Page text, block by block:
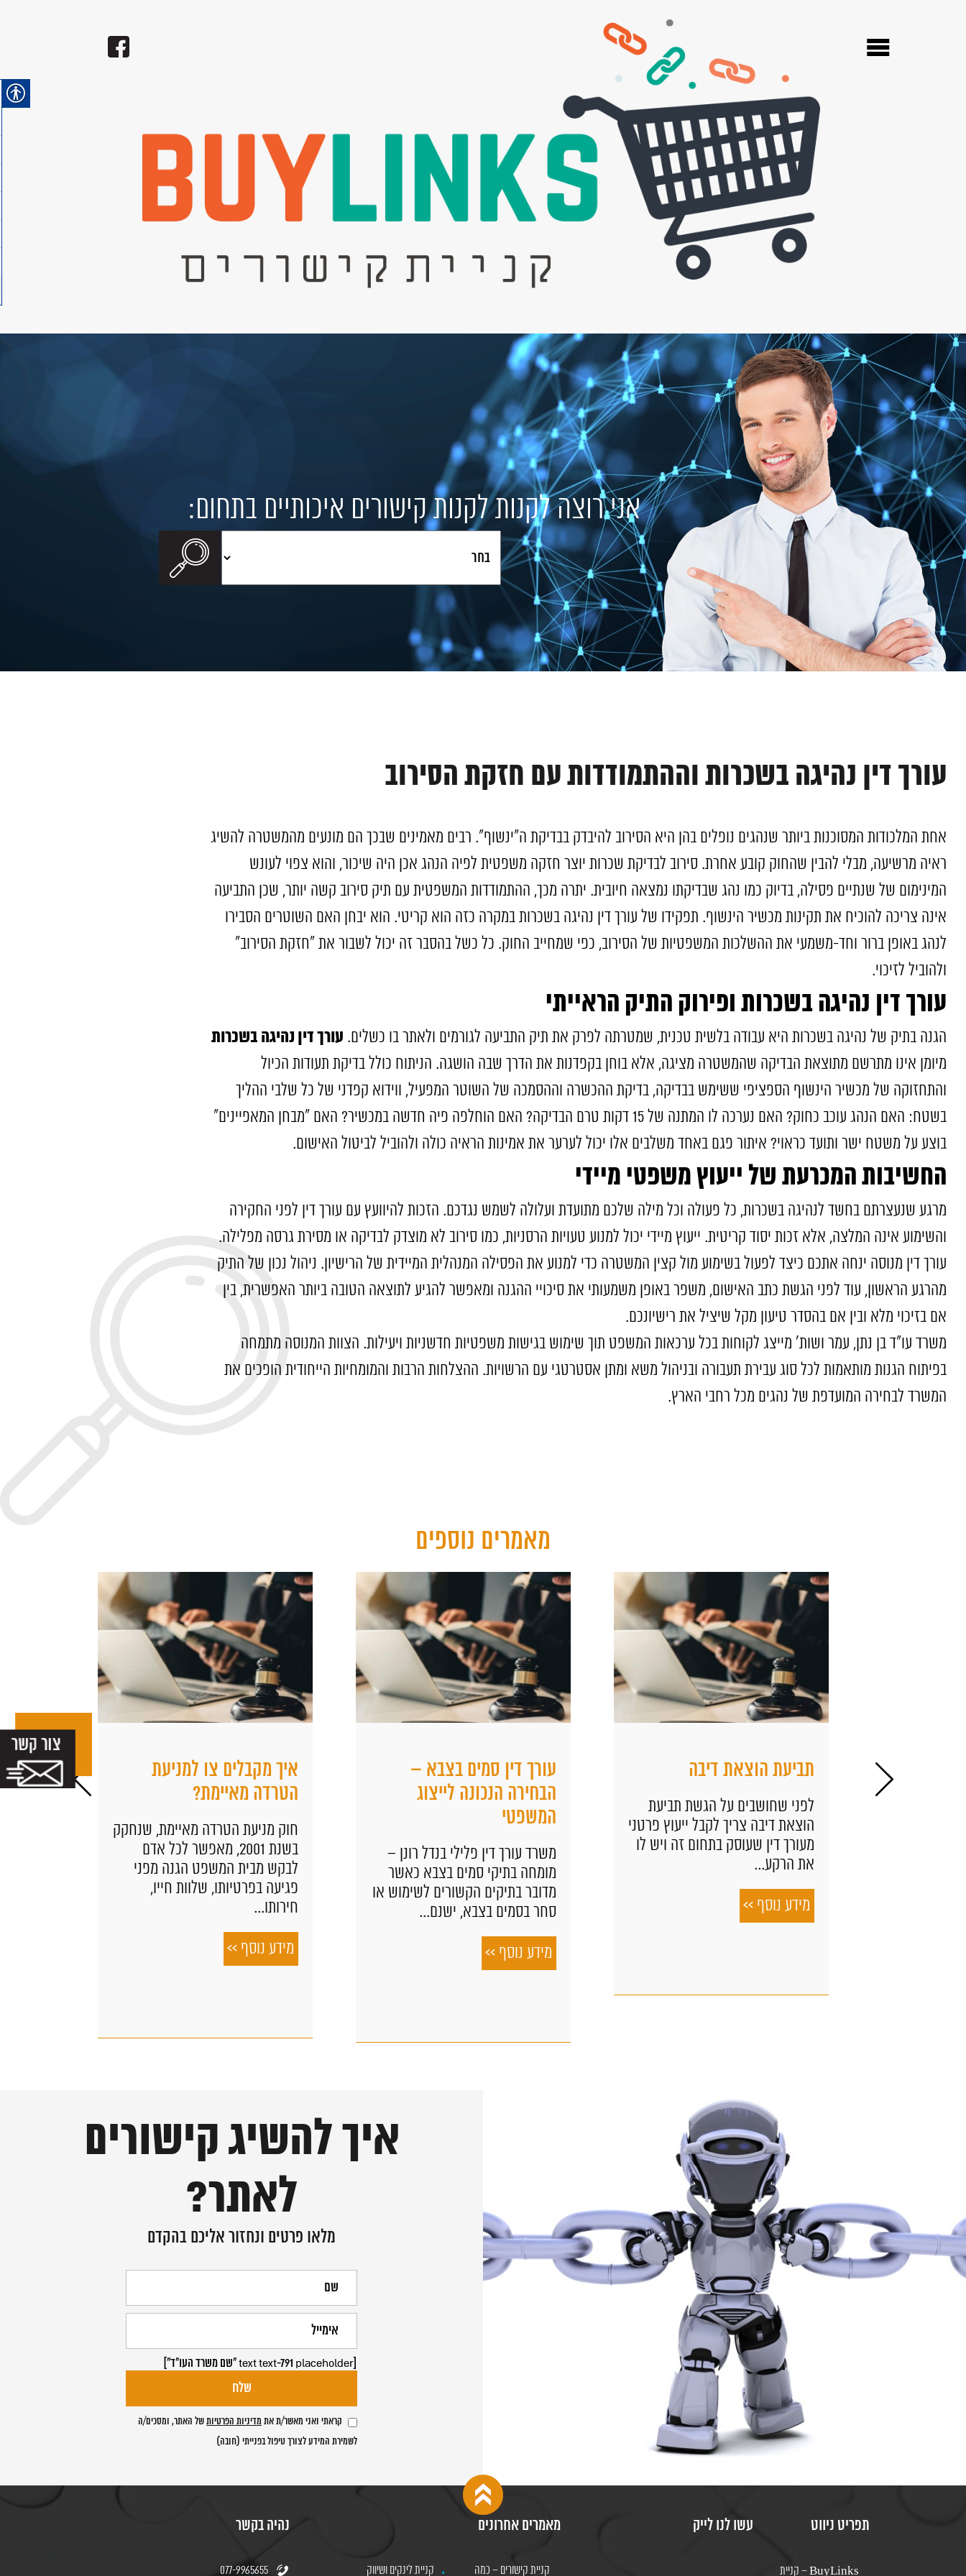
אני רוצה לקנות לקנות קישורים איכותיים בתחום:
עורך דין נהיגה בשכרות וההתמודדות עם חזקת הסירוב
אחת המלכודות המסוכנות ביותר שנהגים נופלים בהן היא הסירוב להיבדק בבדיקת ה"ינשוף". רבים מאמינים שבכך הם מונעים מהמשטרה להשיג
ראיה מרשיעה, מבלי להבין שהחוק קובע אחרת. סירוב לבדיקת שכרות יוצר חזקה משפטית לפיה הנהג אכן היה שיכור, והוא צפוי לעונש
המינימום של שנתיים פסילה, בדיוק כמו נהג שבדיקתו נמצאה חיובית. יתרה מכך, ההתמודדות המשפטית עם תיק סירוב קשה יותר, שכן התביעה
אינה צריכה להוכיח את תקינות מכשיר הינשוף. תפקידו של עורך דין נהיגה בשכרות במקרה כזה הוא קריטי. הוא יבחן האם השוטרים הסבירו
לנהג באופן ברור וחד-משמעי את ההשלכות המשפטיות של הסירוב, כפי שמחייב החוק. כל כשל בהסבר זה יכול לשבור את "חזקת הסירוב"
ולהוביל לזיכוי.
עורך דין נהיגה בשכרות ופירוק התיק הראייתי
הגנה בתיק של נהיגה בשכרות היא עבודה בלשית טכנית, שמטרתה לפרק את תיק התביעה לגורמים ולאתר בו כשלים. עורך דין נהיגה בשכרות
מיומן אינו מתרשם מתוצאת הבדיקה שהמשטרה מציגה, אלא בוחן בקפדנות את הדרך שבה הושגה. הניתוח כולל בדיקת תעודות הכיול
והתחזוקה של מכשיר הינשוף הספציפי ששימש בבדיקה, בדיקת ההכשרה וההסמכה של השוטר המפעיל, ווידוא קפדני של כל שלבי ההליך
בשטח: האם הנהג עוכב כחוק? האם נערכה לו המתנה של 15 דקות טרם הבדיקה? האם הוחלפה פיה חדשה במכשיר? האם "מבחן המאפיינים"
בוצע על משטח ישר ותועד כראוי? איתור פגם באחד משלבים אלו יכול לערער את אמינות הראיה כולה ולהוביל לביטול האישום.
החשיבות המכרעת של ייעוץ משפטי מיידי
מרגע שנעצרתם בחשד לנהיגה בשכרות, כל פעולה וכל מילה שלכם מתועדת ועלולה לשמש נגדכם. הזכות להיוועץ עם עורך דין לפני החקירה
והשימוע אינה המלצה, אלא זכות יסוד קריטית. ייעוץ מיידי יכול למנוע טעויות הרסניות, כמו סירוב לא מוצדק לבדיקה או מסירת גרסה מפלילה.
עורך דין מנוסה ינחה אתכם כיצד לפעול בשימוע מול קצין המשטרה כדי למנוע את הפסילה המנהלית המיידית של הרישיון. ניהול נכון של התיק
מהרגע הראשון, עוד לפני הגשת כתב האישום, משפר באופן משמעותי את סיכויי ההגנה ומאפשר להגיע לתוצאה הטובה ביותר האפשרית, בין
אם בזיכוי מלא ובין אם בהסדר טיעון מקל שיציל את רישיונכם.
משרד עו"ד בן נתן, עמר ושות' מייצג לקוחות בכל ערכאות המשפט תוך שימוש בגישות משפטיות חדשניות ויעילות. הצוות המנוסה מתמחה
בפיתוח הגנות מותאמות לכל סוג עבירת תעבורה ובניהול משא ומתן אסטרטגי עם הרשויות. ההצלחות הרבות והמומחיות הייחודית הופכים את
המשרד לבחירה המועדפת של נהגים מכל רחבי הארץ.
מאמרים נוספים
תביעת הוצאת דיבה
לפני שחושבים על הגשת תביעת
הוצאת דיבה צריך לקבל ייעוץ פרטני
מעורך דין שעוסק בתחום זה ויש לו
את הרקע...
מידע נוסף >>
עורך דין סמים בצבא –
הבחירה הנכונה לייצוג
המשפטי
משרד עורך דין פלילי בנדל רונן –
מומחה בתיקי סמים בצבא כאשר
מדובר בתיקים הקשורים לשימוש או
סחר בסמים בצבא, ישנם...
מידע נוסף >>
איך מקבלים צו למניעת
הטרדה מאיימת?
חוק מניעת הטרדה מאיימת, שנחקק
בשנת 2001, מאפשר לכל אדם
לבקש מבית המשפט הגנה מפני
פגיעה בפרטיותו, שלוות חייו,
חירותו...
מידע נוסף >>
נהיגה
– אפשר
איך להשיג קישורים
לאתר?
מלאו פרטים ונחזור אליכם בהקדם
קראתי ואני מאשר/ת אתמדיניות הפרטיותשל האתר, ומסכים/ה
לשמירת המידע לצורך טיפול בפנייתי (חובה)
תפריט ניווט
BuyLinks – קניית
עשו לנו לייק מאמרים אחרונים
קניית קישורים – כמה קניית לינקים ושיווק
נהיה בקשר
077-9965655